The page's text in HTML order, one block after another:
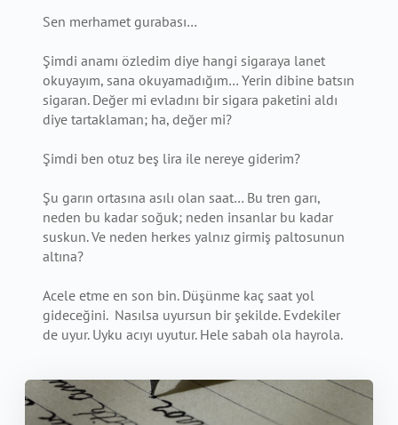
Sen merhamet gurabası…
Şimdi anamı özledim diye hangi sigaraya lanet
okuyayım, sana okuyamadığım… Yerin dibine batsın
sigaran. Değer mi evladını bir sigara paketini aldı
diye tartaklaman; ha, değer mi?
Şimdi ben otuz beş lira ile nereye giderim?
Şu garın ortasına asılı olan saat… Bu tren garı,
neden bu kadar soğuk; neden insanlar bu kadar
suskun. Ve neden herkes yalnız girmiş paltosunun
altına?
Acele etme en son bin. Düşünme kaç saat yol
gideceğini. Nasılsa uyursun bir şekilde. Evdekiler
de uyur. Uyku acıyı uyutur. Hele sabah ola hayrola.